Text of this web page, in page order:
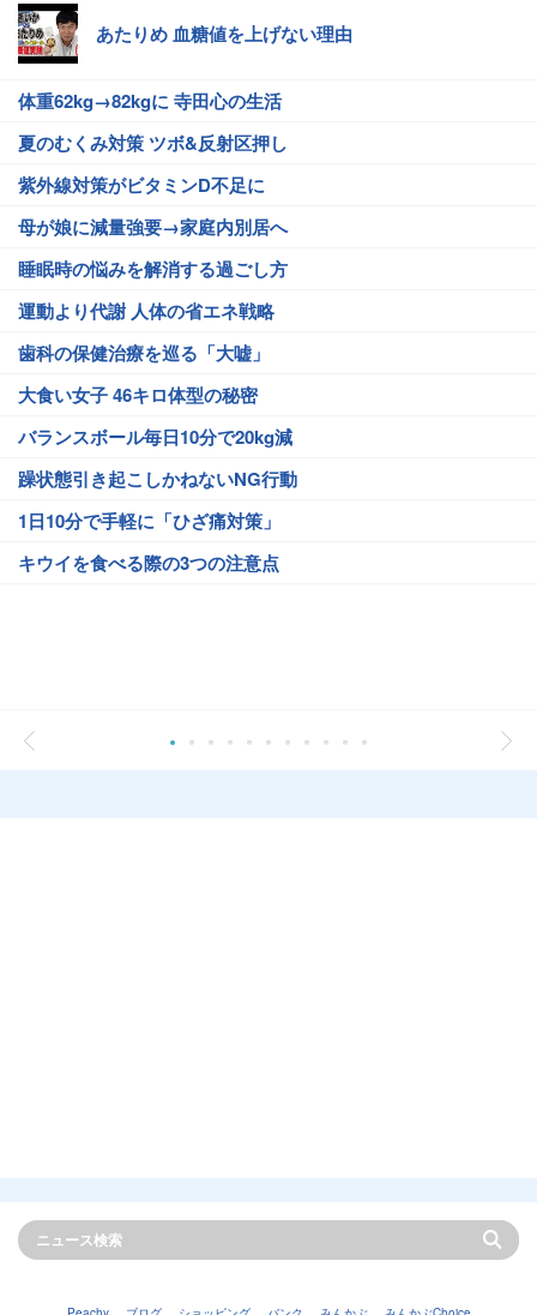
あたりめ 血糖値を上げない理由
体重62kg→82kgに 寺田心の生活
夏のむくみ対策 ツボ&反射区押し
紫外線対策がビタミンD不足に
母が娘に減量強要→家庭内別居へ
睡眠時の悩みを解消する過ごし方
運動より代謝 人体の省エネ戦略
歯科の保健治療を巡る「大嘘」
大食い女子 46キロ体型の秘密
バランスボール毎日10分で20kg減
躁状態引き起こしかねないNG行動
1日10分で手軽に「ひざ痛対策」
キウイを食べる際の3つの注意点